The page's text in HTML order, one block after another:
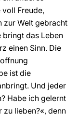
voll Freude,
zur Welt gebracht
bringt das Leben
einen Sinn. Die
ist die
Und jeder
Habe ich gelernt
zu lieben?«, denn